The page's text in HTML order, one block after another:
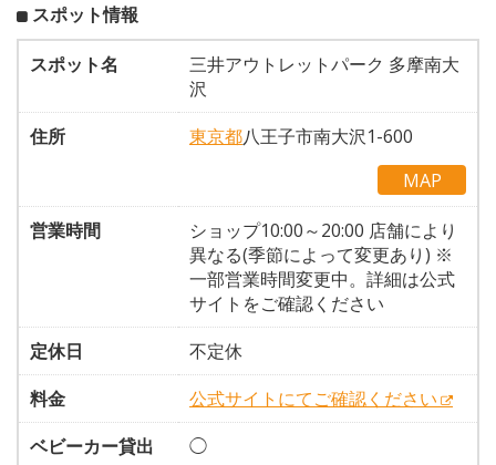
スポット情報
スポット名
三井アウトレットパーク 多摩南大
沢
住所
東京都八王子市南大沢1-600
MAP
営業時間
ショップ10:00～20:00 店舗により
異なる(季節によって変更あり) ※
一部営業時間変更中。詳細は公式
サイトをご確認ください
定休日
不定休
料金
公式サイトにてご確認ください
ベビーカー貸出
◯